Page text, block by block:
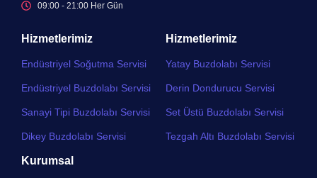
09:00 - 21:00 Her Gün​
Hizmetlerimiz
Endüstriyel Soğutma Servisi
Endüstriyel Buzdolabı Servisi
Sanayi Tipi Buzdolabı Servisi
Dikey Buzdolabı Servisi
Hizmetlerimiz
Yatay Buzdolabı Servisi
Derin Dondurucu Servisi
Set Üstü Buzdolabı Servisi
Tezgah Altı Buzdolabı Servisi
Kurumsal